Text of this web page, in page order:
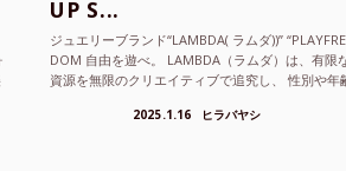
資源を無限のクリエイティブで追究し、 性別や年齢
の枠を超えボーダレスなジュエリ...
2025.1.16 ヒラバヤシ